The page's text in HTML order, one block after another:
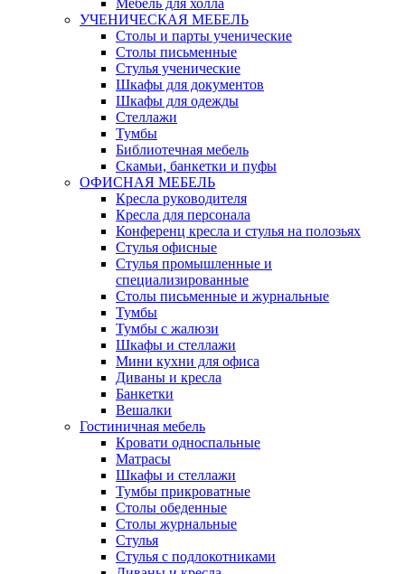
Мебель для холла
УЧЕНИЧЕСКАЯ МЕБЕЛЬ
Столы и парты ученические
Столы письменные
Стулья ученические
Шкафы для документов
Шкафы для одежды
Стеллажи
Тумбы
Библиотечная мебель
Скамьи, банкетки и пуфы
ОФИСНАЯ МЕБЕЛЬ
Кресла руководителя
Кресла для персонала
Конференц кресла и стулья на полозьях
Стулья офисные
Стулья промышленные и
специализированные
Столы письменные и журнальные
Тумбы
Тумбы с жалюзи
Шкафы и стеллажи
Мини кухни для офиса
Диваны и кресла
Банкетки
Вешалки
Гостиничная мебель
Кровати односпальные
Матрасы
Шкафы и стеллажи
Тумбы прикроватные
Столы обеденные
Столы журнальные
Стулья
Стулья с подлокотниками